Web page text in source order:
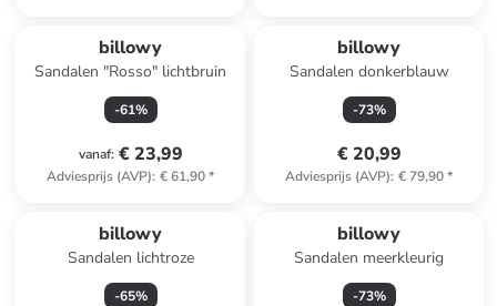
billowy
Sandalen "Rosso" lichtbruin
-61%
vanaf: € 23,99
Adviesprijs (AVP): € 61,90*
billowy
Sandalen donkerblauw
-73%
€ 20,99
Adviesprijs (AVP): € 79,90*
billowy
Sandalen lichtroze
-65%
billowy
Sandalen meerkleurig
-73%